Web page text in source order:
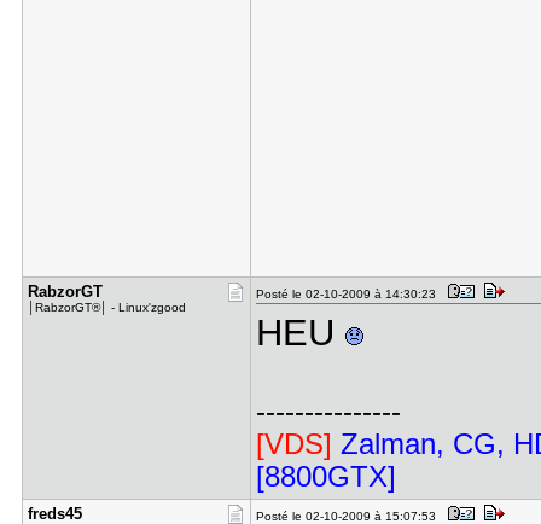
RabzorGT
│RabzorGT®│ - Linux'zgood
Posté le 02-10-2009 à 14:30:23
HEU
---------------
[VDS] Zalman, CG,
[8800GTX]
freds45 Posté le 02-10-2009 à 15:07:53